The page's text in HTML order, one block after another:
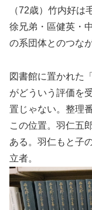
（72歳）竹内好は
徐兄弟・區健英・
の系団体とのつな
図書館に置かれた
がどういう評価を
置じゃない。整理
この位置。羽仁五
ある。羽仁もと子
立者。